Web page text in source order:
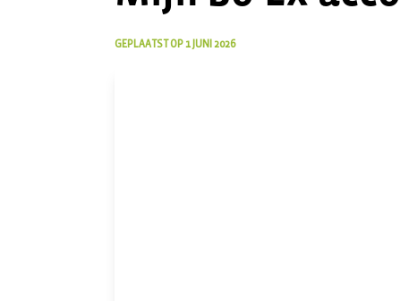
GEPLAATST OP1 JUNI 2026